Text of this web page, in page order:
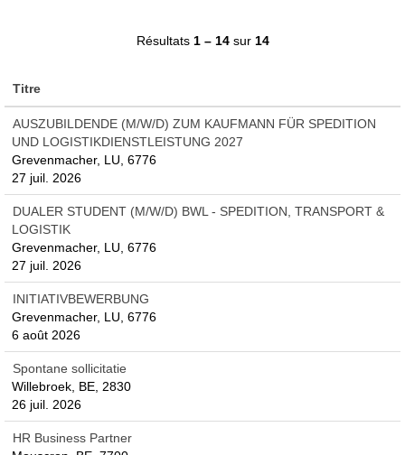
Résultats 1 – 14sur 14
Titre
AUSZUBILDENDE (M/W/D) ZUM KAUFMANN FÜR SPEDITION
UND LOGISTIKDIENSTLEISTUNG 2027
Grevenmacher, LU, 6776
27 juil. 2026
DUALER STUDENT (M/W/D) BWL - SPEDITION, TRANSPORT &
LOGISTIK
Grevenmacher, LU, 6776
27 juil. 2026
INITIATIVBEWERBUNG
Grevenmacher, LU, 6776
6 août 2026
Spontane sollicitatie
Willebroek, BE, 2830
26 juil. 2026
HR Business Partner